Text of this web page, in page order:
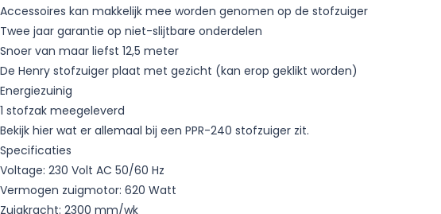
Accessoires kan makkelijk mee worden genomen op de stofzuiger
Twee jaar garantie op niet-slijtbare onderdelen
Snoer van maar liefst 12,5 meter
De Henry stofzuiger plaat met gezicht (kan erop geklikt worden)
Energiezuinig
1 stofzak meegeleverd
Bekijk hier wat er allemaal bij een PPR-240 stofzuiger zit.
Specificaties
Voltage: 230 Volt AC 50/60 Hz
Vermogen zuigmotor: 620 Watt
Zuigkracht: 2300 mm/wk